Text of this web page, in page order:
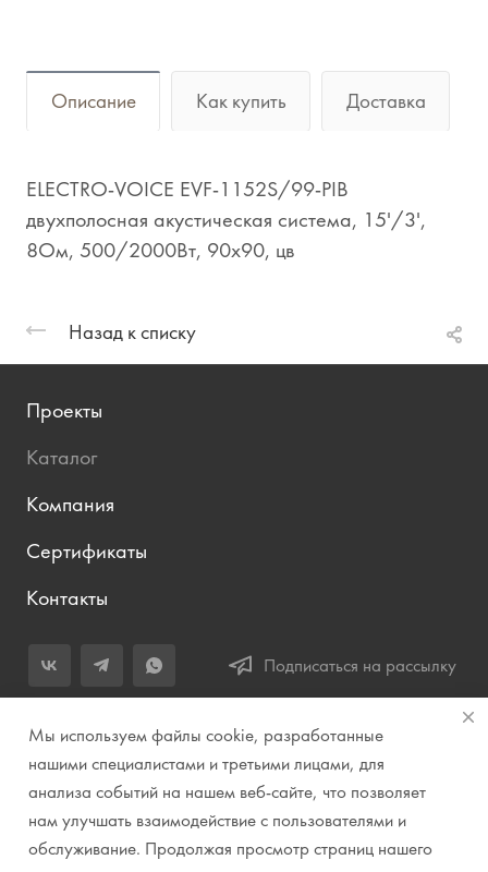
Описание Как купить Доставка
ELECTRO-VOICE EVF-1152S/99-PIB
двухполосная акустическая система, 15'/3',
8Ом, 500/2000Вт, 90x90, цв
Назад к списку
Проекты
Каталог
Компания
Сертификаты
Контакты
Подписаться на рассылку
+7 (343) 283-04-11
Заказать звонок
info@prirodazvuka.ru
620144, г. Екатеринбург, ул. Хохрякова, д. 98, салон 27, ТЦ
«Весенний», 2 этаж, Центральный вход с ул. Куйбышева
Мы используем файлы cookie, разработанные
нашими специалистами и третьими лицами, для
анализа событий на нашем веб-сайте, что позволяет
нам улучшать взаимодействие с пользователями и
обслуживание. Продолжая просмотр страниц нашего